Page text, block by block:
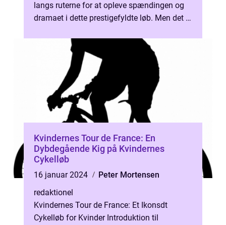
langs ruterne for at opleve spændingen og
dramaet i dette prestigefyldte løb. Men det er
Kvindernes Tour de France: En
Dybdegående Kig på Kvindernes
Cykelløb
16 januar 2024
Peter Mortensen
redaktionel
Kvindernes Tour de France: Et Ikonsdt
Cykelløb for Kvinder Introduktion til